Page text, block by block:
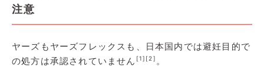
注意
ヤーズもヤーズフレックスも、日本国内では避妊目的で
の処方は承認されていません [1] [2] 。